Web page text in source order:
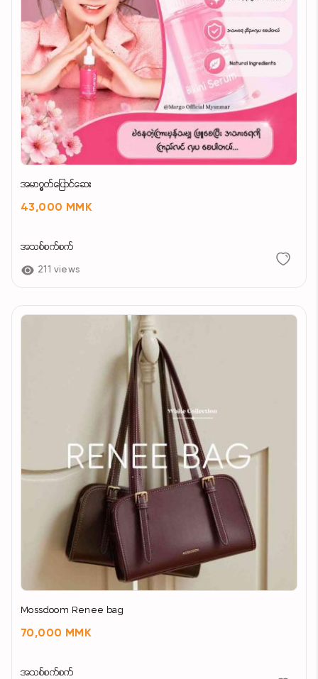
အမာ၇ွတ်ပြောင်ဆေး
43,000 MMK
အသစ်စက်စက်
211 views
Mossdoom Renee bag
70,000 MMK
အသစ်စက်စက်